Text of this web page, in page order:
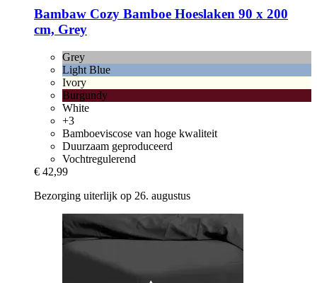
Bambaw Cozy Bamboe Hoeslaken 90 x 200
cm, Grey
Grey
Light Blue
Ivory
Burgundy
White
+3
Bamboeviscose van hoge kwaliteit
Duurzaam geproduceerd
Vochtregulerend
€ 42,99
Bezorging uiterlijk op 26. augustus